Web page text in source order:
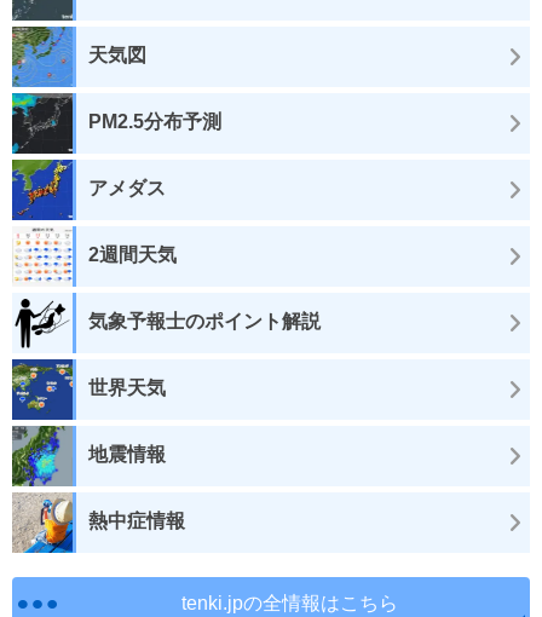
天気図
PM2.5分布予測
アメダス
2週間天気
気象予報士のポイント解説
世界天気
地震情報
熱中症情報
tenki.jpの全情報はこちら